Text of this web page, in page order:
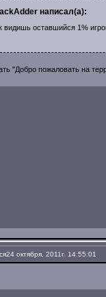
написал(а):
видишь оставшийся 1%
"Добро пожаловать на
24 октября, 2011г. 14:55:01